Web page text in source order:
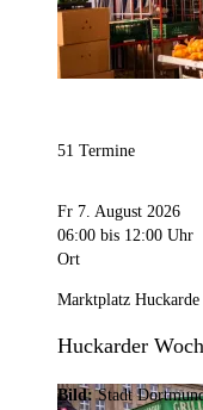
51 Termine
Fr 7. August 2026
06:00 bis 12:00 Uhr
Ort
Marktplatz Huckarde
Huckarder
Bild:Stadt